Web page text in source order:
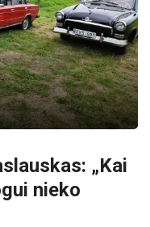
„Kai
nieko